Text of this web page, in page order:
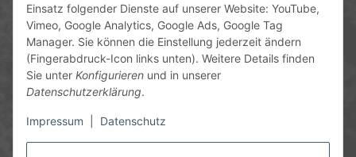
Einsatz folgender Dienste auf unserer Website: YouTube,
Vimeo, Google Analytics, Google Ads, Google Tag
Manager. Sie können die Einstellung jederzeit ändern
(Fingerabdruck-Icon links unten). Weitere Details finden
Sie unter Konfigurieren und in unserer
Datenschutzerklärung.
Impressum Datenschutz
Mo-Fr, 09:00-12:00 | 13:00-17:00 Uhr
Hinter den Straßenäckern 11-13
63906 Erlenbach
info@chemics.eu